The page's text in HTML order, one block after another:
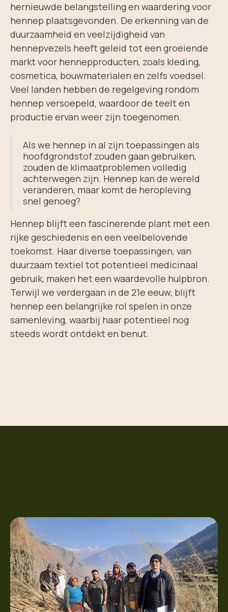
hernieuwde belangstelling en waardering voor
hennep plaatsgevonden. De erkenning van de
duurzaamheid en veelzijdigheid van
hennepvezels heeft geleid tot een groeiende
markt voor hennepproducten, zoals kleding,
cosmetica, bouwmaterialen en zelfs voedsel.
Veel landen hebben de regelgeving rondom
hennep versoepeld, waardoor de teelt en
productie ervan weer zijn toegenomen.
Als we hennep in al zijn toepassingen als
hoofdgrondstof zouden gaan gebruiken,
zouden de klimaatproblemen volledig
achterwegen zijn. Hennep kan de wereld
veranderen, maar komt de heropleving
snel genoeg?
Hennep blijft een fascinerende plant met een
rijke geschiedenis en een veelbelovende
toekomst. Haar diverse toepassingen, van
duurzaam textiel tot potentieel medicinaal
gebruik, maken het een waardevolle hulpbron.
Terwijl we verdergaan in de 21e eeuw, blijft
hennep een belangrijke rol spelen in onze
samenleving, waarbij haar potentieel nog
steeds wordt ontdekt en benut.